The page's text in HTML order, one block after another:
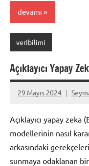
devamı
veribilimi
Açıklayıcı Yapay
29 Mayıs 2024
Yorum
Açıklayıcı yapay
modellerinin nasıl
arkasındaki
sunmaya odaklanan